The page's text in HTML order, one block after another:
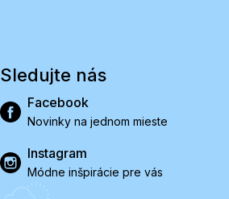
Sledujte nás
Facebook
Novinky na jednom mieste
Instagram
Módne inšpirácie pre vás